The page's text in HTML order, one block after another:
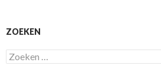
ZOEKEN
Zoeken
naar: